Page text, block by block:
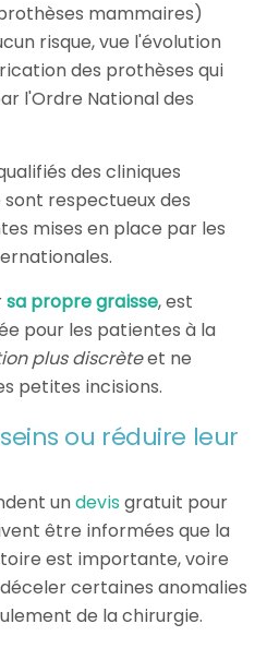
mammaires)
risque, vue l'évolution
des prothèses qui
l'Ordre National des
des cliniques
respectueux des
mises en place par les
sa propre graisse, est
pour les patientes à la
plus discrèteet ne
petites incisions.
ou réduire leur
undevis gratuit pour
être informées que la
est importante, voire
certaines anomalies
de la chirurgie.